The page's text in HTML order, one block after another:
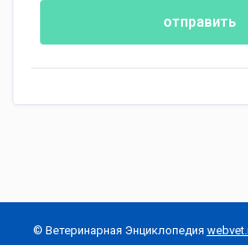
отправить
© Ветеринарная Энциклопедия